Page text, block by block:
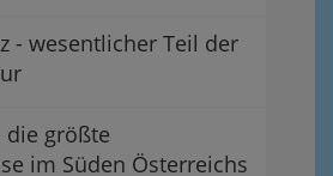
- wesentlicher Teil der
die größte
im Süden Österreichs